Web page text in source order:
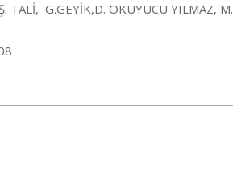
TALİ, G.GEYİK,D. OKUYUCU YILMAZ, M.